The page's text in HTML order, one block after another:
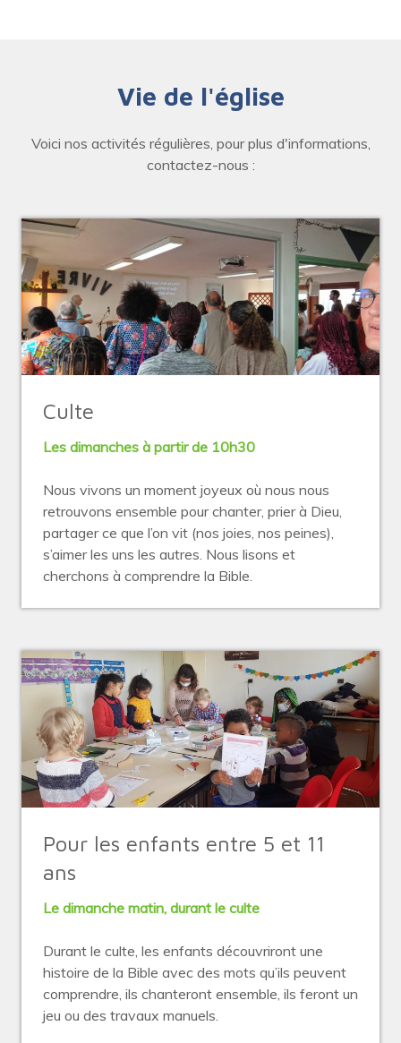
Vie de l'église
Voici nos activités régulières, pour plus d'informations,
contactez-nous :
Culte
Les dimanches à partir de 10h30
Nous vivons un moment joyeux où nous nous
retrouvons ensemble pour chanter, prier à Dieu,
partager ce que l’on vit (nos joies, nos peines),
s’aimer les uns les autres. Nous lisons et
cherchons à comprendre la Bible.
Pour les enfants entre 5 et 11
ans
Le dimanche matin, durant le culte
Durant le culte, les enfants découvriront une
histoire de la Bible avec des mots qu’ils peuvent
comprendre, ils chanteront ensemble, ils feront un
jeu ou des travaux manuels.